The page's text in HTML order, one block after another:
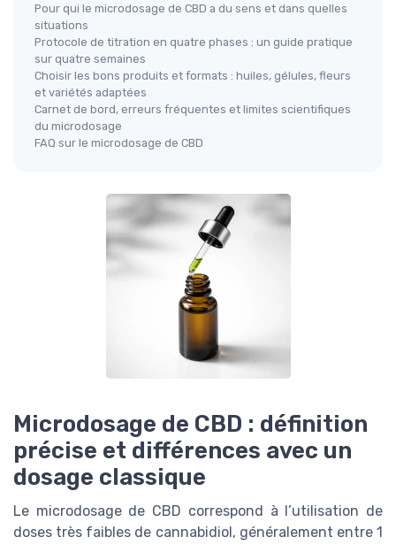
Pour qui le microdosage de CBD a du sens et dans quelles
situations
Protocole de titration en quatre phases : un guide pratique
sur quatre semaines
Choisir les bons produits et formats : huiles, gélules, fleurs
et variétés adaptées
Carnet de bord, erreurs fréquentes et limites scientifiques
du microdosage
FAQ sur le microdosage de CBD
Microdosage de CBD : définition
précise et différences avec un
dosage classique
Le microdosage de CBD correspond à l’utilisation de
doses très faibles de cannabidiol, généralement entre 1